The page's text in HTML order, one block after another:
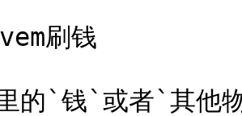
刷钱
的`钱`或者`其